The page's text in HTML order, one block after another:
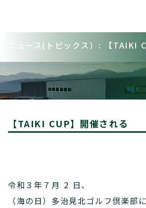
ニュース(トピックス）: 【TAIKI
【TAIKI CUP】開催される
令和３年７月 2 日、
（海の日）多治見北ゴルフ倶楽部